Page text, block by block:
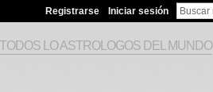
Registrarse Iniciar sesión
LO ASTROLOGOS DEL MUNDO